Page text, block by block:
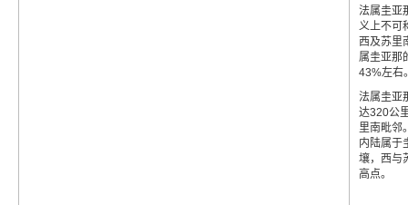
法属圭亚
义上不可
西及苏里
属圭亚那
43%左右
法属圭亚
达320公
里南毗邻
内陆属于
壤，西与
高点。